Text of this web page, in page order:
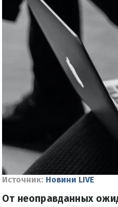
Источник: Новини LIVE
От неоправданных